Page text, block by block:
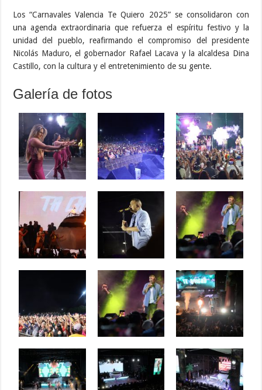
Los “Carnavales Valencia Te Quiero 2025” se consolidaron con
una agenda extraordinaria que refuerza el espíritu festivo y la
unidad del pueblo, reafirmando el compromiso del presidente
Nicolás Maduro, el gobernador Rafael Lacava y la alcaldesa Dina
Castillo, con la cultura y el entretenimiento de su gente.
Galería de fotos